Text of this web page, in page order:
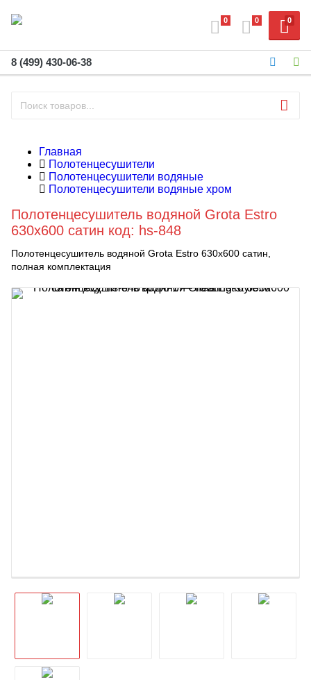
0
0 0
8 (499) 430-06-38
Главная
Полотенцесушители
Полотенцесушители водяные
Полотенцесушители водяные хром
Полотенцесушитель водяной Grota Estro
630х600 сатин код: hs-848
Полотенцесушитель водяной Grota Estro 630х600 сатин,
полная комплектация